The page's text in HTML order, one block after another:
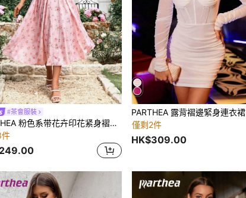
#茶會服裝
PARTHEA 粉色系带花卉印花紧身褶皱连衣裙，优雅度假派对夏季款
PARTHEA 露背褶邊緊身連衣裙
僅剩2件
HK$309.00